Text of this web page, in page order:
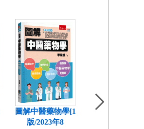
圖解中醫藥物學[1
版/2023年8
穿越千年的黑